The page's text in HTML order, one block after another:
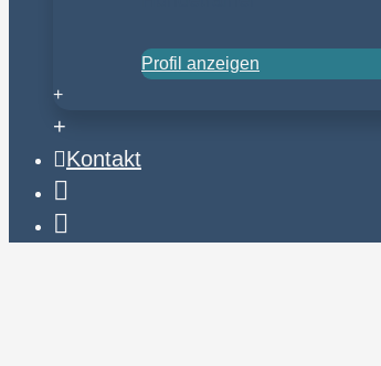
Profil anzeigen
+
+
Kontakt